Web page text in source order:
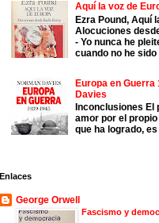
Aquí la voz de
Ezra Pound, Aquí
Alocuciones
- Yo nunca he
cuando no he sido
Europa en
Davies
Inconclusiones El
amor por el
que ha logrado,
Enlaces
George Orwell
Fascismo y